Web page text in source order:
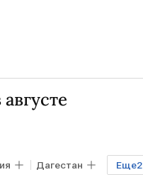
Еще2
Дагестан